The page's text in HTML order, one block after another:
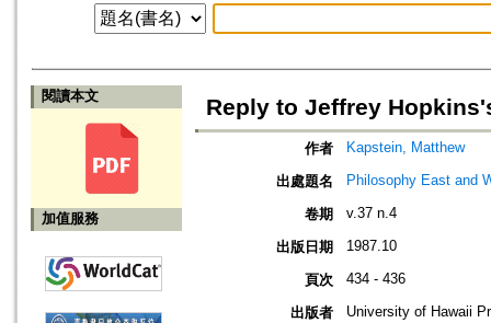
閱讀本文
加值服務
Reply to Jeffrey
作者 Kapstein, Matthew
出處題名 Philosophy East and
卷期 v.37 n.4
出版日期 1987.10
頁次 434 - 436
出版者 University of Hawaii